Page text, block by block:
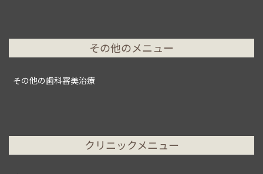
その他のメニュー
その他の歯科審美治療
クリニックメニュー